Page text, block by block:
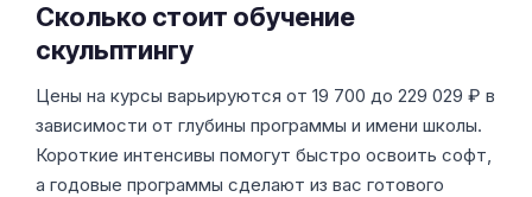
Сколько стоит обучение
скульптингу
Цены на курсы варьируются от 19 700 до 229 029 ₽ в
зависимости от глубины программы и имени школы.
Короткие интенсивы помогут быстро освоить софт,
а годовые программы сделают из вас готового